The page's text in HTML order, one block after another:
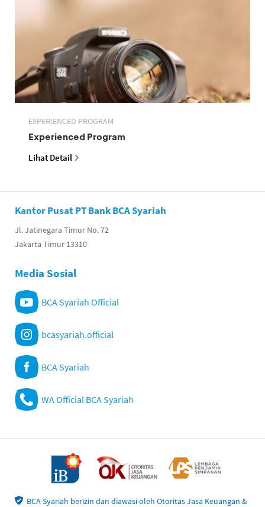
EXPERIENCED PROGRAM
Experienced Program
Lihat Detail
Kantor Pusat PT Bank BCA Syariah
Jl. Jatinegara Timur No. 72
Jakarta Timur 13310
Media Sosial
BCA Syariah Official
bcasyariah.official
BCA Syariah
WA Official BCA Syariah
BCA Syariah berizin dan diawasi oleh Otoritas Jasa Keuangan &